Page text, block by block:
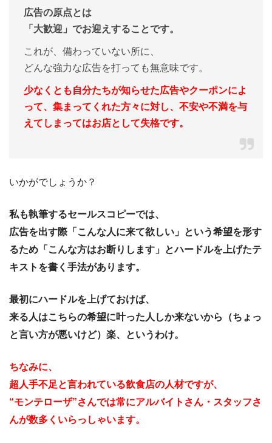
広告の原点とは
「大歓迎」でお迎えすることです。
これが、備わっていない所に、
どんな強力な広告を打っても無意味です。
少なくとも自分たちが知らせた広告やクーポンによ
って、集まってくれた方々に対し、不安や不満を与
えてしまってはお店として失格です。
いかがでしょうか？
私も執筆するセールスコピーでは、
広告を出す際「こんな人に来て欲しい」という希望を形す
るため「こんな方はお断りします」とハードルを上げたテ
キストを書く手法があります。
最初にハードルを上げておけば、
来る人はこちらの希望に叶った人しか来ないから（ちょっ
と言い方が悪いけど）楽、というわけ。
ちなみに、
超人手不足と言われている飲食店の人材ですが、
“モンテローザ”さんでは常にアルバイトさん・スタッフさ
んが数多くいらっしゃいます。